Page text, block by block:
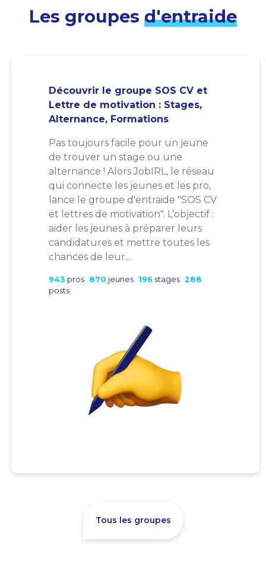
Les groupes d'entraide
Découvrir le groupe SOS CV et
Lettre de motivation : Stages,
Alternance, Formations
Pas toujours facile pour un jeune
de trouver un stage ou une
alternance ! Alors JobIRL, le réseau
qui connecte les jeunes et les pro,
lance le groupe d'entraide "SOS CV
et lettres de motivation". L’objectif :
aider les jeunes à préparer leurs
candidatures et mettre toutes les
chances de leur...
943 pros 870 jeunes 196 stages 288
posts
Tous les groupes